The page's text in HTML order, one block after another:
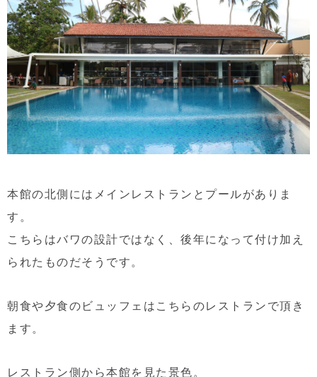
本館の北側にはメインレストランとプールがありま
す。
こちらはバワの設計ではなく、後年になって付け加え
られたものだそうです。
朝食や夕食のビュッフェはこちらのレストランで頂き
ます。
レストラン側から本館を見た景色。